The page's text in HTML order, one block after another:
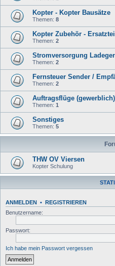
Kopter - Kopter Bausätze
Themen: 8
Kopter Zubehör -
Themen: 2
Stromversorgung
Themen: 2
Fernsteuer Sender /
Themen: 2
Auftragsflüge (gewerblich)
Themen: 1
Sonstiges
Themen: 5
THW OV Viersen
Kopter Schulung
ANMELDEN • REGISTRIEREN
Benutzername:
Passwort:
Ich habe mein Passwort vergessen